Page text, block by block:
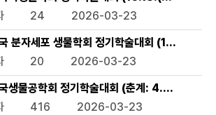
24 2026-03-23
분자세포 생물학회 정기학술대회 (10.6.(화
20 2026-03-23
생물공학회 정기학술대회 (춘계: 4.8.(수
416 2026-03-23